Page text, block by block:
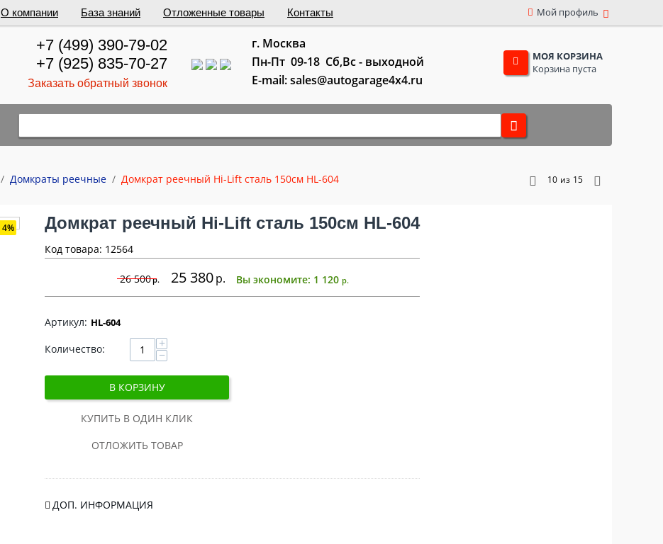
О компании База знаний Отложенные товары Контакты Мой профиль
+7 (499) 390-79-02
+7 (925) 835-70-27
Заказать обратный звонок
г. Москва
Пн-Пт 09-18 Сб,Вс - выходной
E-mail: sales@autogarage4x4.ru
МОЯ КОРЗИНА
Корзина пуста
/ Домкраты реечные / Домкрат реечный Hi-Lift сталь 150см HL-604 10 из 15
4% Домкрат реечный Hi-Lift сталь 150см HL-604
Код товара: 12564
26 500р 25 380р Вы экономите: 1 120 р
HL-604
Количество: +
−
В КОРЗИНУ
КУПИТЬ В ОДИН КЛИК
ОТЛОЖИТЬ ТОВАР
ДОП. ИНФОРМАЦИЯ